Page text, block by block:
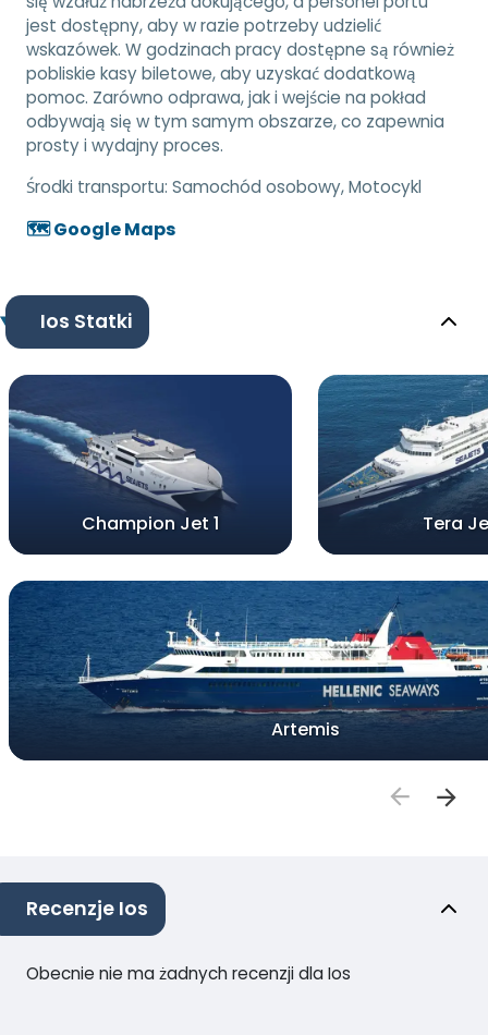
jest dostępny, aby w razie potrzeby udzielić
wskazówek. W godzinach pracy dostępne są również
pobliskie kasy biletowe, aby uzyskać dodatkową
pomoc. Zarówno odprawa, jak i wejście na pokład
odbywają się w tym samym obszarze, co zapewnia
prosty i wydajny proces.
Środki transportu: Samochód osobowy, Motocykl
🗺️ Google Maps
Ios Statki
Champion Jet 1 Tera
Artemis
Recenzje Ios
Obecnie nie ma żadnych recenzji dla Ios